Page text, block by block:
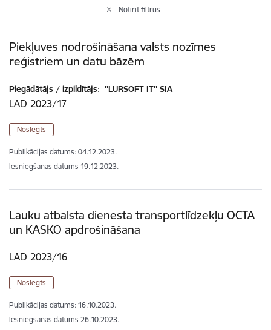
Notīrīt filtrus
Piekļuves nodrošināšana valsts nozīmes
reģistriem un datu bāzēm
Piegādātājs / izpildītājs: ''LURSOFT IT'' SIA
LAD 2023/17
Noslēgts
Publikācijas datums: 04.12.2023.
Iesniegšanas datums 19.12.2023.
Lauku atbalsta dienesta transportlīdzekļu OCTA
un KASKO apdrošināšana
LAD 2023/16
Noslēgts
Publikācijas datums: 16.10.2023.
Iesniegšanas datums 26.10.2023.